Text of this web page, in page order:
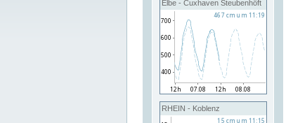
Elbe - Cuxhaven Steubenhöft
RHEIN - Koblenz